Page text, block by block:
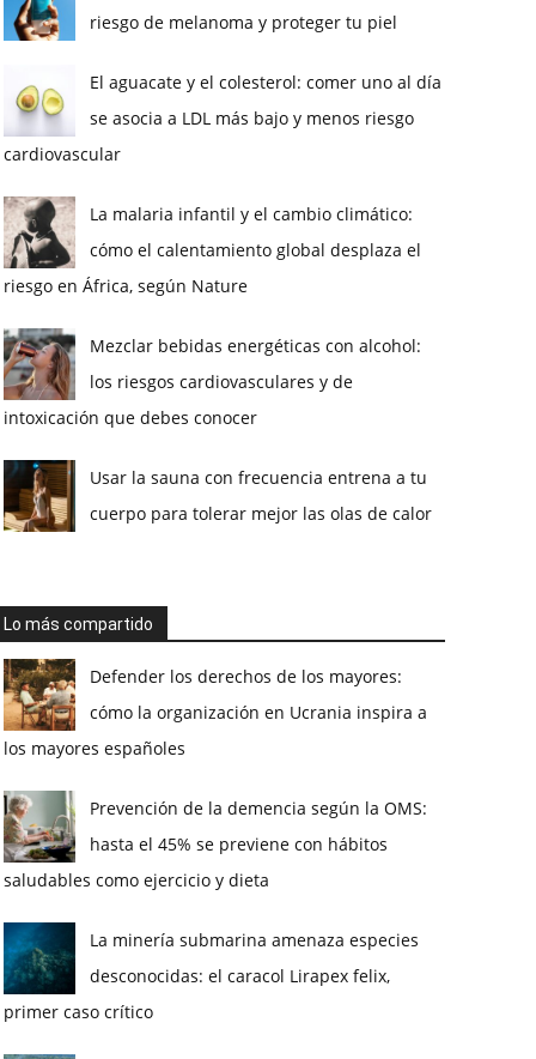
riesgo de melanoma y proteger tu piel
El aguacate y el colesterol: comer uno al día
se asocia a LDL más bajo y menos riesgo
cardiovascular
La malaria infantil y el cambio climático:
cómo el calentamiento global desplaza el
riesgo en África, según Nature
Mezclar bebidas energéticas con alcohol:
los riesgos cardiovasculares y de
intoxicación que debes conocer
Usar la sauna con frecuencia entrena a tu
cuerpo para tolerar mejor las olas de calor
Lo más compartido
Defender los derechos de los mayores:
cómo la organización en Ucrania inspira a
los mayores españoles
Prevención de la demencia según la OMS:
hasta el 45% se previene con hábitos
saludables como ejercicio y dieta
La minería submarina amenaza especies
desconocidas: el caracol Lirapex felix,
primer caso crítico